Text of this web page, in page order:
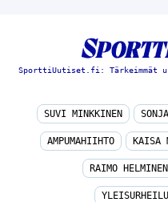
SporttiUutiset.fi: Tärkeimmät
AMPUMAHIIHTO KAISA
RAIMO HELMINEN